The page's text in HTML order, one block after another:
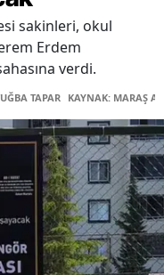
sakinleri, okul
Erdem
verdi.
TAPAR KAYNAK: MARAŞ